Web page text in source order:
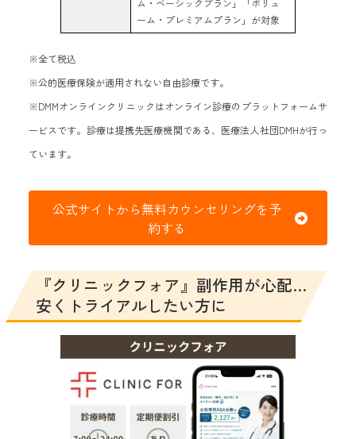
ム・ベーシックプラン」「ボリュ
ーム・プレミアムプラン」が対象
※全て税込
※公的医療保険が適用されない自由診療です。
※DMMオンラインクリニックはオンライン診療のプラットフォームサ
ービスです。診療は提携先医療機関である、医療法人社団DMHが行っ
ています。
公式サイトから無料カウンセリングを予
約する
『クリニックフォア』副作用が心配…
安くトライアルしたい方に